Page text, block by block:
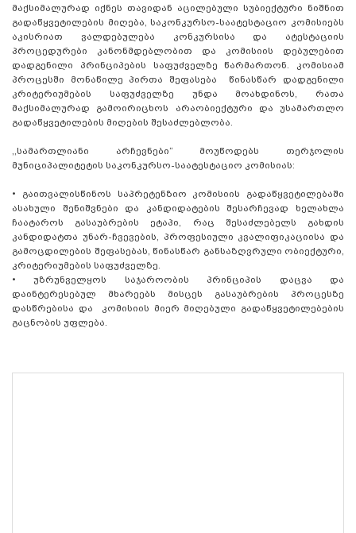
მაქსიმალურად იქნეს თავიდან აცილებული სუბიექტური ნიშნით
გადაწყვეტილების მიღება, საკონკურსო-საატესტაციო კომისიებს
აკისრიათ ვალდებულება კონკურსისა და ატესტაციის
პროცედურები კანონმდებლობით და კომისიის დებულებით
დადგენილი პრინციპების საფუძველზე წარმართონ. კომისიამ
პროცესში მონაწილე პირთა შეფასება წინასწარ დადგენილი
კრიტერიუმების საფუძველზე უნდა მოახდინოს, რათა
მაქსიმალურად გამოირიცხოს არაობიექტური და უსამართლო
გადაწყვეტილების მიღების შესაძლებლობა.
,,სამართლიანი არჩევნები“ მოუწოდებს თერჯოლის
მუნიციპალიტეტის საკონკურსო-საატესტაციო კომისიას:
•
გაითვალისწინოს საპრეტენზიო კომისიის გადაწყვეტილებაში
ასახული შენიშვნები და კანდიდატების შესარჩევად ხელახლა
ჩაატაროს გასაუბრების ეტაპი, რაც შესაძლებელს გახდის
კანდიდატთა უნარ-ჩვევების, პროფესიული კვალიფიკაციისა და
გამოცდილების შეფასებას, წინასწარ განსაზღვრული ობიექტური,
კრიტერიუმების საფუძველზე.
•
უზრუნველყოს საჯაროობის პრინციპის დაცვა და
დაინტერესებულ მხარეებს მისცეს გასაუბრების პროცესზე
დასწრებისა და კომისიის მიერ მიღებული გადაწყვეტილებების
გაცნობის უფლება.